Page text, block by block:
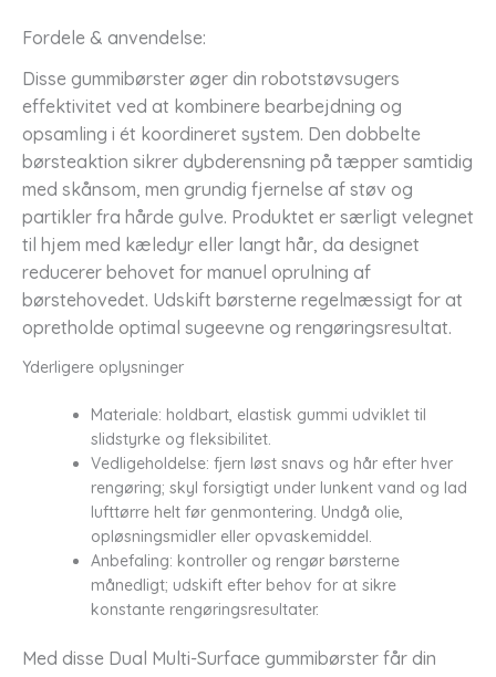
Fordele & anvendelse:
Disse gummibørster øger din robotstøvsugers
effektivitet ved at kombinere bearbejdning og
opsamling i ét koordineret system. Den dobbelte
børsteaktion sikrer dybderensning på tæpper samtidig
med skånsom, men grundig fjernelse af støv og
partikler fra hårde gulve. Produktet er særligt velegnet
til hjem med kæledyr eller langt hår, da designet
reducerer behovet for manuel oprulning af
børstehovedet. Udskift børsterne regelmæssigt for at
opretholde optimal sugeevne og rengøringsresultat.
Yderligere oplysninger
Materiale: holdbart, elastisk gummi udviklet til
slidstyrke og fleksibilitet.
Vedligeholdelse: fjern løst snavs og hår efter hver
rengøring; skyl forsigtigt under lunkent vand og lad
lufttørre helt før genmontering. Undgå olie,
opløsningsmidler eller opvaskemiddel.
Anbefaling: kontroller og rengør børsterne
månedligt; udskift efter behov for at sikre
konstante rengøringsresultater.
Med disse Dual Multi-Surface gummibørster får din